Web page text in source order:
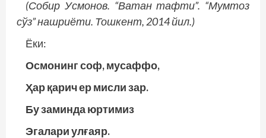
(Собир Усмонов. “Ватан тафти”. “Мумтоз
сўз” нашриёти. Тошкент, 2014 йил.)
Ёки:
Осмонинг соф, мусаффо,
Ҳар қарич ер мисли зар.
Бу заминда юртимиз
Эгалари улғаяр.